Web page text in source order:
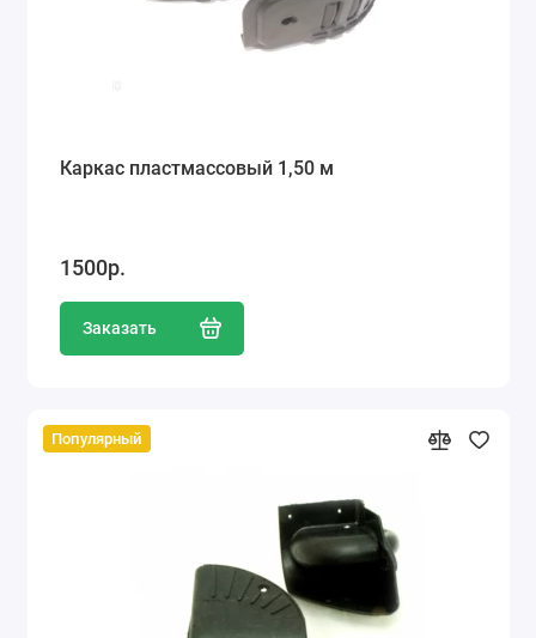
Каркас пластмассовый 1,50 м
1500р.
Заказать
Популярный